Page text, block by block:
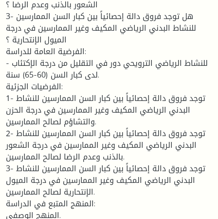
الشعور بالذنب وعدم الرضا ؟
3- هل توجد فروق دالة إحصائياً بين كبار السن الممارسين
للنشاط البدني الرياضي المكيف وغير الممارسين في درجة
الميول الإنتحارية ؟
الفرضية العامة للدراسة:
- للنشاط الرياضي الترويحي دور في التقليل من درجة الإكتئاب
لدى كبار السن (60-65) سنة.
الفرضيات الجزئية:
1- توجد فروق دالة إحصائياً بين كبار السن الممارسين للنشاط
البدني الرياضي المكيف وغير الممارسين في درجة الحزن
والتشاؤم لصالح الممارسين.
2- توجد فروق دالة إحصائياً بين كبار السن الممارسين للنشاط
البدني الرياضي المكيف وغير الممارسين في درجة الشعور
بالذنب وعدم الرضا لصالح الممارسين.
3- توجد فروق دالة إحصائياً بين كبار السن الممارسين للنشاط
البدني الرياضي المكيف وغير الممارسين في درجة الميول
الإنتحارية لصالح الممارسين.
المنهج المتبع في الدراسة:
المنهج الوصفي.